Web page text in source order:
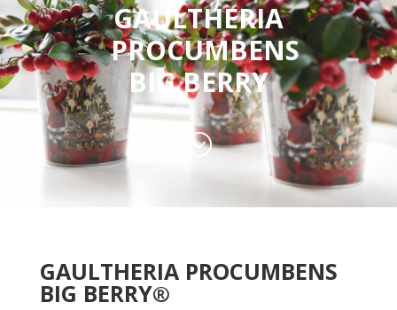
GAULTHERIA
PROCUMBENS
BIG BERRY
;
GAULTHERIA PROCUMBENS
BIG BERRY®